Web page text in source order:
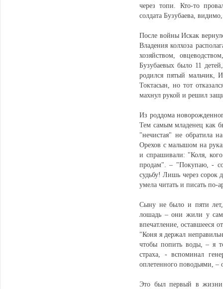
через топи. Кто-то
солдата Бузубаева,
После войны Искак
Владения колхоза
хозяйством,
Бузубаевых было 11
родился пятый мальчик,
Токтасын, но тот
махнул рукой и решил
Из роддома
Тем самым младенец как
"нечистая" не обратила
Орехов с малышом на
и спрашивали: "Коля,
продам". – "Покупаю, -
судьбу! Лишь через сорок
умела читать и писать по-
Сыну не было и пяти
лошадь – они жили у
впечатление, оставшееся
"Коня я держал
чтобы попить воды, – я
страха, - вспоминал
оплетенного поводьями,
Это был первый в жизни